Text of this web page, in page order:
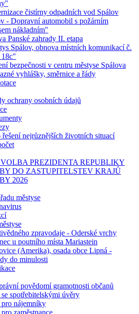
čistírny odpadních vod Spálov
- Dopravní automobil s požárním
nákladním"
Panské zahrady II. etapa
Spálov, obnova místních komunikací č.
18c"
bezpečnosti v centru městyse Spálova
vyhlášky, směrnice a řády
ochrany osobních údajů
nejrůznějších životních situací
VOLBA PREZIDENTA REPUBLIKY
DO ZASTUPITELSTEV KRAJŮ
2026
městyse
zpravodaje - Oderské vrchy
u poutního místa Mariastein
(Amerika), osada obce Lipná -
do minulosti
povědomí gramotnosti občanů
spotřebitelskými úvěry
nájemníky
zaměstnance